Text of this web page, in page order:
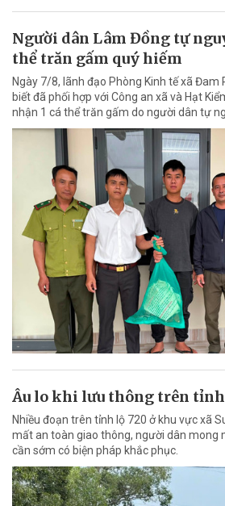
Người dân Lâm Đồng tự
thể trăn gấm quý hiếm
Ngày 7/8, lãnh đạo Phòng Kinh tế xã Đam
biết đã phối hợp với Công an xã và Hạt
nhận 1 cá thể trăn gấm do người dân tự
Âu lo khi lưu thông trên tỉnh
Nhiều đoạn trên tỉnh lộ 720 ở khu vực xã
mất an toàn giao thông, người dân mong
cần sớm có biện pháp khắc phục.